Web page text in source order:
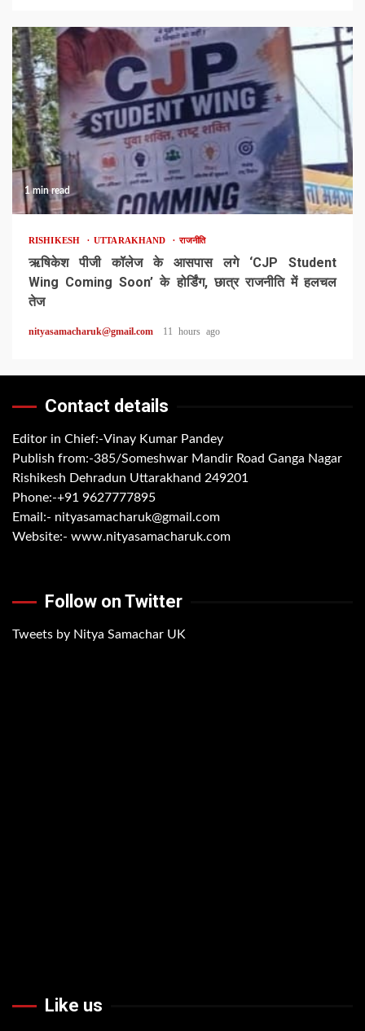
1 min read
RISHIKESH UTTARAKHAND राजनीति
ऋषिकेश पीजी कॉलेज के आसपास लगे ‘CJP Student
Wing Coming Soon’ के होर्डिंग, छात्र राजनीति में हलचल
तेज
nityasamacharuk@gmail.com 11 hours ago
Contact details
Editor in Chief:-Vinay Kumar Pandey
Publish from:-385/Someshwar Mandir Road Ganga Nagar
Rishikesh Dehradun Uttarakhand 249201
Phone:-+91 9627777895
Email:- nityasamacharuk@gmail.com
Website:- www.nityasamacharuk.com
Follow on Twitter
Tweets by Nitya Samachar UK
Like us